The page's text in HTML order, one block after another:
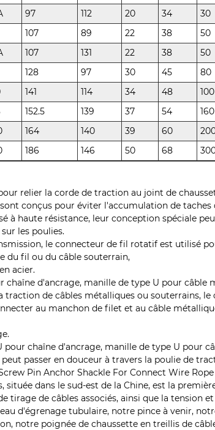
97 112 20 34 30
107 89 22 38 50
107 131 22 38 50
128 97 30 45 80
141 114 34 48 100
152.5 139 37 54 160
164 140 39 60
186 146 50 68
relier la corde de traction au joint de
conçus pour éviter l'accumulation de taches
à haute résistance, leur conception spéciale
les poulies.
le connecteur de fil rotatif est utilisé
du fil ou du câble souterrain,
acier.
chaîne d'ancrage, manille de type U pour câble
traction de câbles métalliques ou souterrains,
au manchon de filet et au câble
pour chaîne d'ancrage, manille de type U pour
passer en douceur à travers la poulie de
située dans le sud-est de la Chine, est la
tirage de câbles associés, ainsi que la tension
d'égrenage tubulaire, notre pince à venir,
notre poignée de chaussette en treillis de